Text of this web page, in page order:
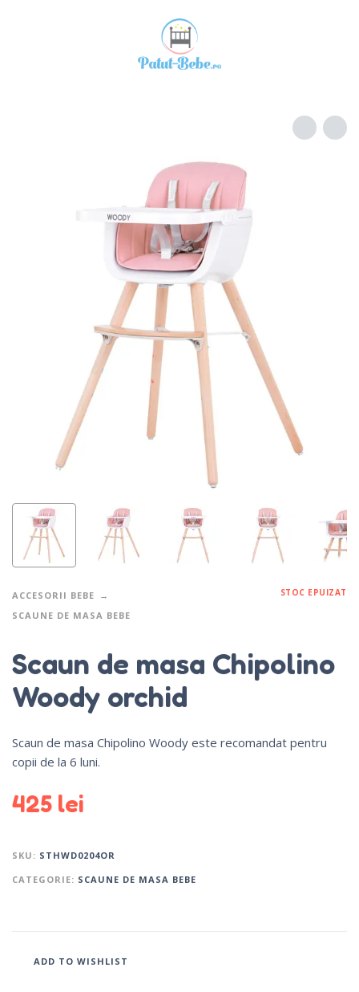
ACCESORII BEBE
SCAUNE DE MASA BEBE
STOC EPUIZAT
Scaun de masa Chipolino
Woody orchid
Scaun de masa Chipolino Woody este recomandat pentru
copii de la 6 luni.
425 lei
SKU: STHWD0204OR
CATEGORIE: SCAUNE DE MASA BEBE
ADD TO WISHLIST